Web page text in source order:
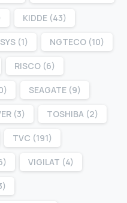
KIDDE (43)
(1) NGTECO (10)
RISCO (6)
SEAGATE (9)
(3) TOSHIBA (2)
TVC (191)
VIGILAT (4)